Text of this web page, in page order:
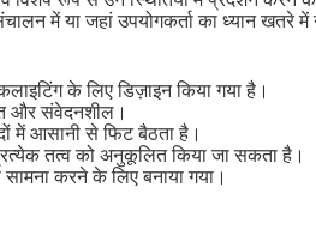
में या जहां उपयोगकर्ता का ध्यान खतरे
के लिए डिज़ाइन किया गया है।
और संवेदनशील।
में आसानी से फिट बैठता है।
तत्व को अनुकूलित किया जा सकता है।
सामना करने के लिए बनाया गया।